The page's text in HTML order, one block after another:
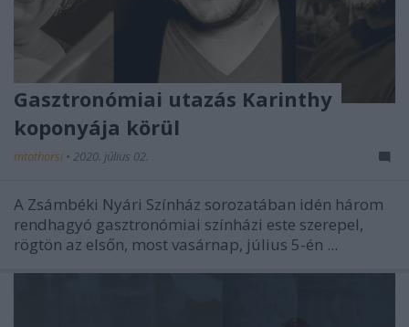
Gasztronómiai utazás Karinthy
koponyája körül
mtothorsi • 2020. július 02.
A Zsámbéki Nyári Színház sorozatában idén három
rendhagyó gasztronómiai színházi este szerepel,
rögtön az elsőn, most vasárnap, július 5-én ...